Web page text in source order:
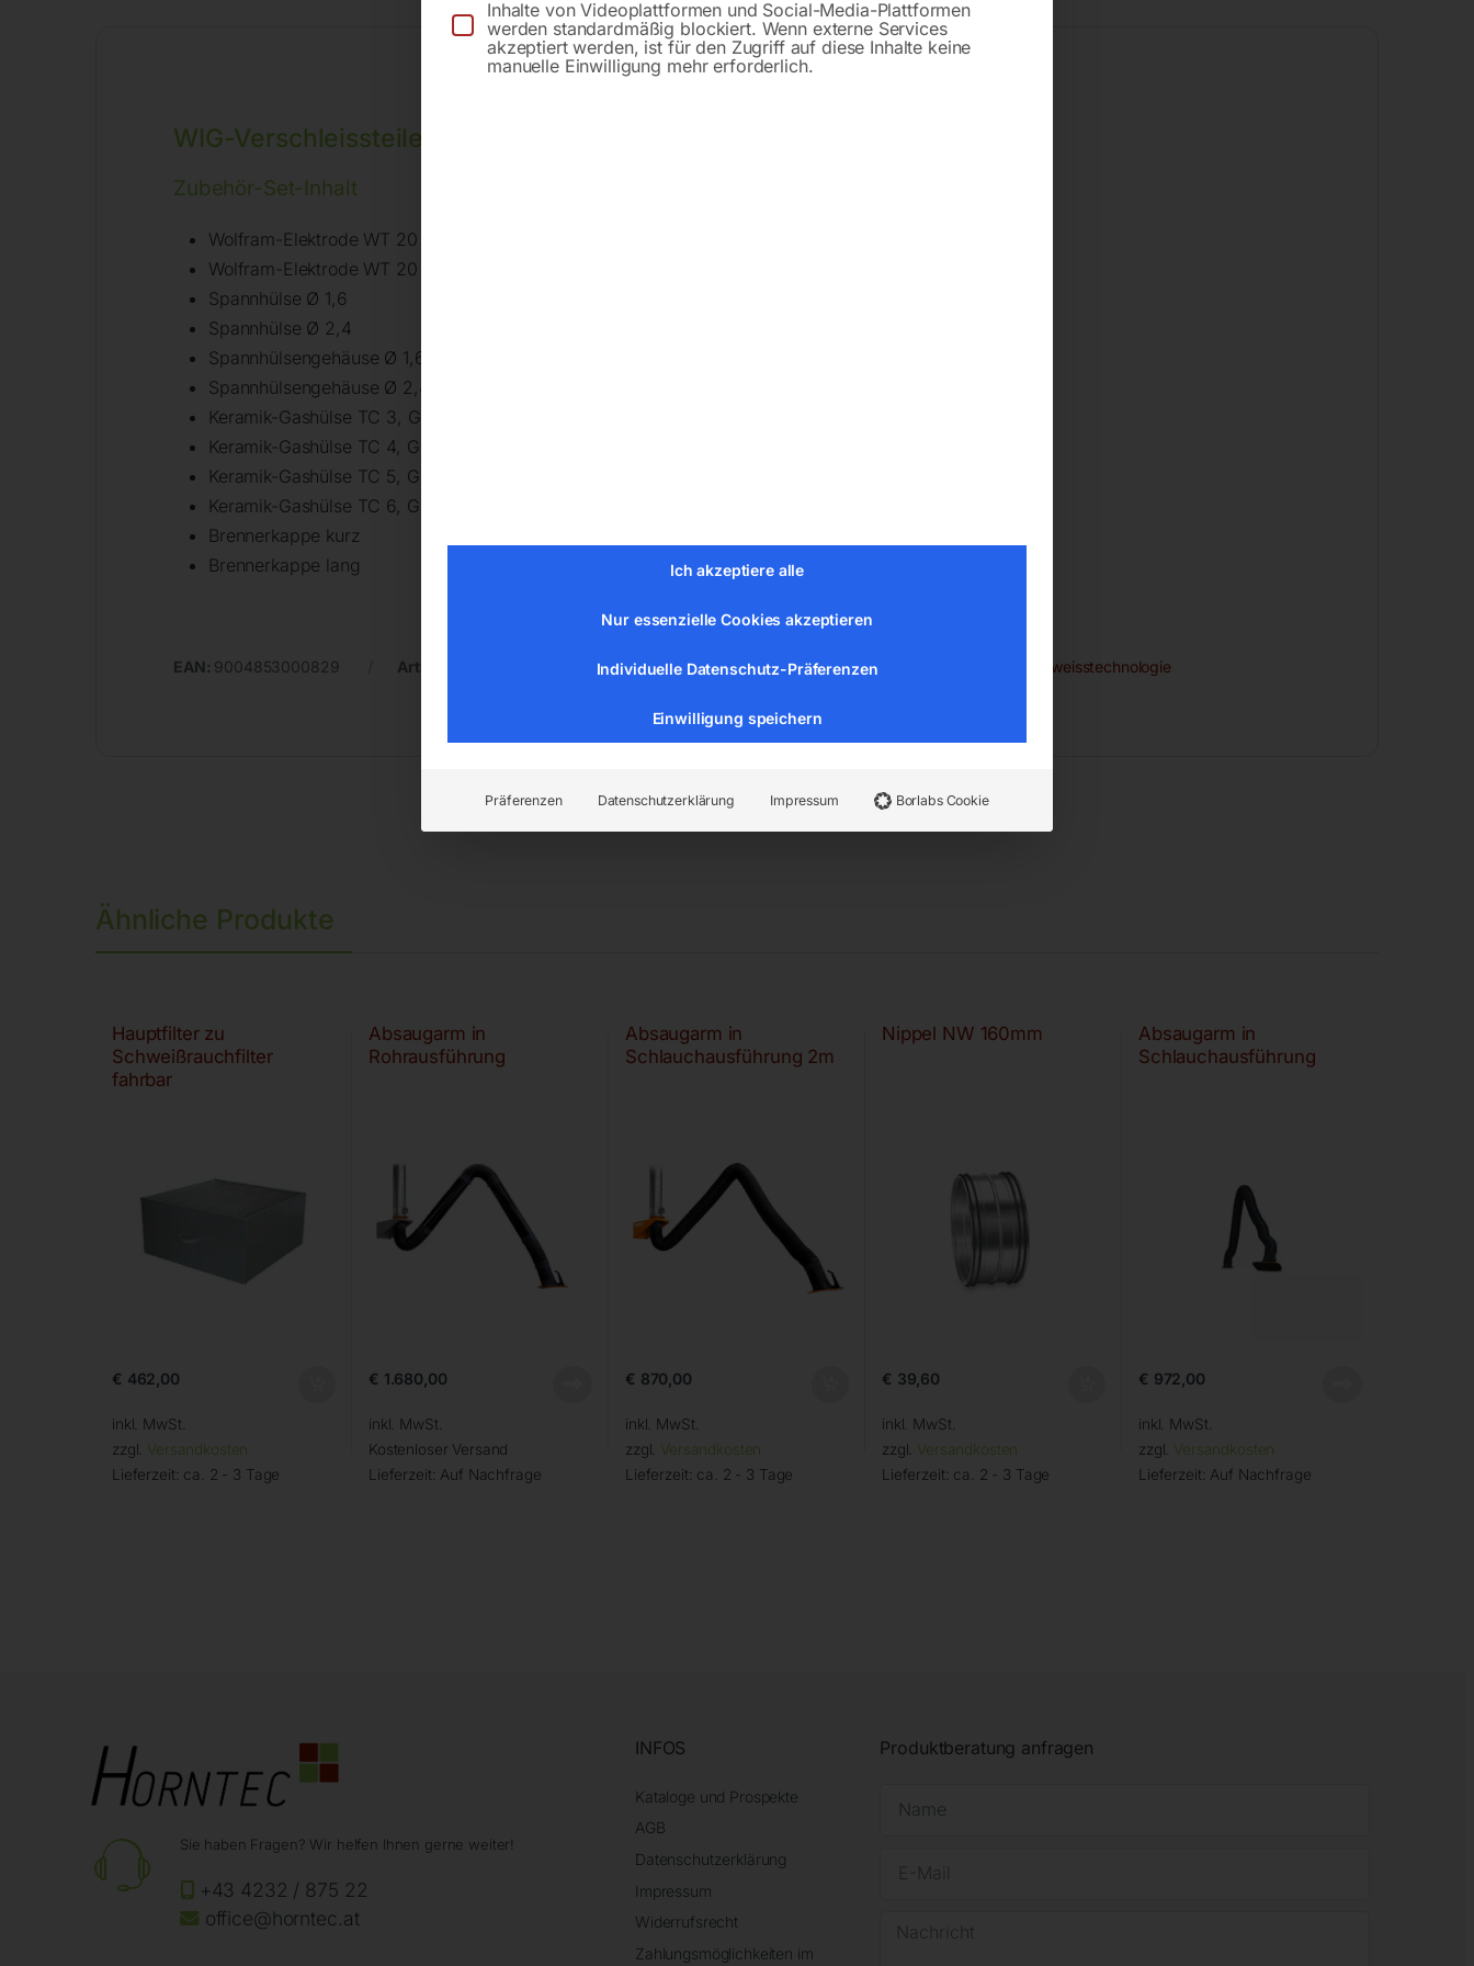
WIG-Verschleissteile-Set 12 tlg. SR 18/26
Zubehör-Set-Inhalt
Wolfram-Elektrode WT 20 rot Ø 1,6
Wolfram-Elektrode WT 20 rot Ø 2,4
Spannhülse Ø 1,6
Spannhülse Ø 2,4
Spannhülsengehäuse Ø 1,6 für SR 26
Spannhülsengehäuse Ø 2,4 für SR 26
Keramik-Gashülse TC 3, Größe 5, Ø 8,0
Keramik-Gashülse TC 4, Größe 6, Ø 9,8
Keramik-Gashülse TC 5, Größe 7, Ø 11,2
Keramik-Gashülse TC 6, Größe 8, Ø 12,7
Brennerkappe kurz
Brennerkappe lang
EAN: 9004853000829 Artikelnummer: Kategorien: Schweißzubehör und Verschleißteile (WIG/TIG) Schweisstechnologie
Ähnliche Produkte
Hauptfilter zu
Schweißrauchfilter
fahrbar
€ 462,00
inkl. MwSt.
zzgl. Versandkosten
Lieferzeit: ca. 2 - 3 Tage
Absaugarm in
Rohrausführung
€ 1.680,00
inkl. MwSt.
Kostenloser Versand
Lieferzeit: Auf Nachfrage
Absaugarm in
Schlauchausführung 2m
€ 870,00
inkl. MwSt.
zzgl. Versandkosten
Lieferzeit: ca. 2 - 3 Tage
Nippel NW 160mm
€ 39,60
inkl. MwSt.
zzgl. Versandkosten
Lieferzeit: ca. 2 - 3 Tage
Absaugarm in
Schlauchausführung
€ 972,00
inkl. MwSt.
zzgl. Versandkosten
Lieferzeit: Auf Nachfrage
Sie haben Fragen? Wir helfen Ihnen gerne weiter!
+43 4232 / 875 22
office@horntec.at
INFOS
Kataloge und Prospekte
AGB
Datenschutzerklärung
Impressum
Widerrufsrecht
Zahlungsmöglichkeiten im
Produktberatung anfragen
Inhalte von Videoplattformen und Social-Media-Plattformen
werden standardmäßig blockiert. Wenn externe Services
akzeptiert werden, ist für den Zugriff auf diese Inhalte keine
manuelle Einwilligung mehr erforderlich.
Ich akzeptiere alle
Nur essenzielle Cookies akzeptieren
Individuelle Datenschutz-Präferenzen
Einwilligung speichern
Präferenzen Datenschutzerklärung Impressum Borlabs Cookie